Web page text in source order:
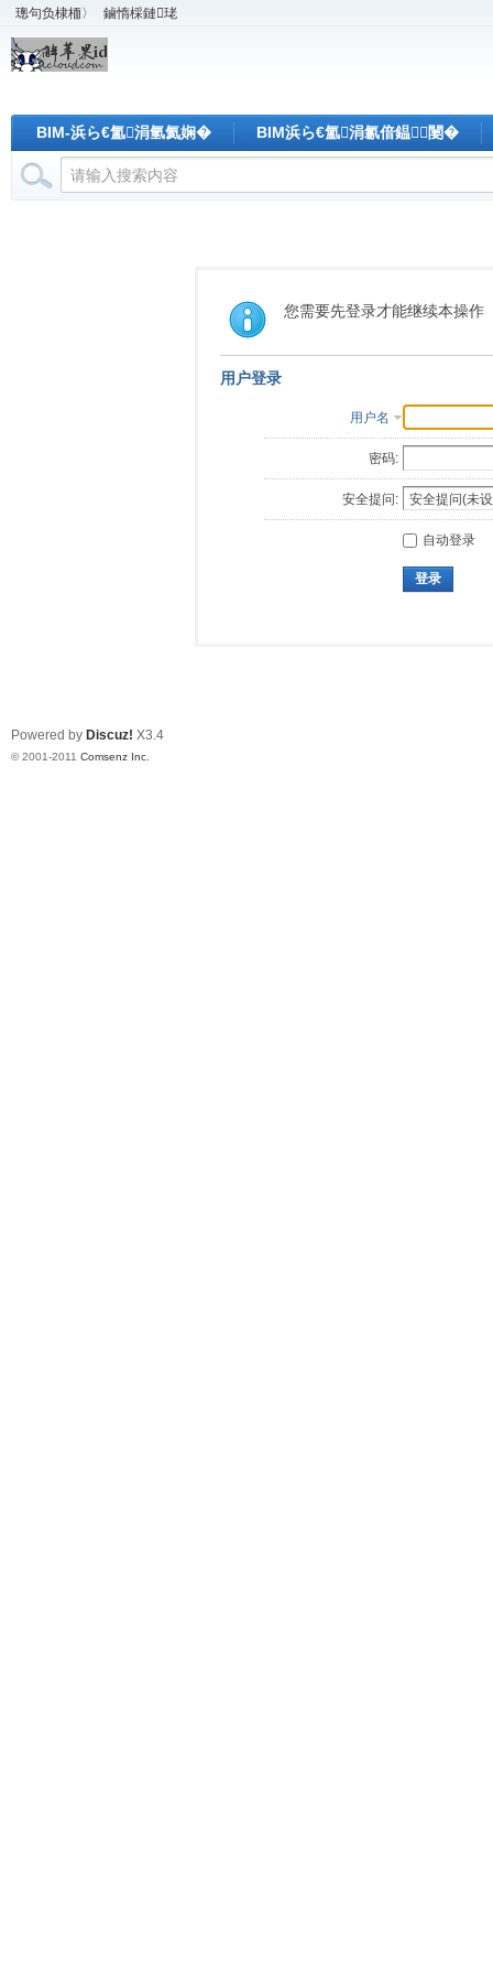
璁句负棣栭〉 鏀惰棌鏈珯
BIM-浜ら€氳涓氫氦娴� BIM浜ら€氳涓氱偣鎾闄�
您需要先登录才能继续本操作
用户登录
用户名
密码:
安全提问:
自动登录
登录
Powered by Discuz! X3.4
© 2001-2011 Comsenz Inc.